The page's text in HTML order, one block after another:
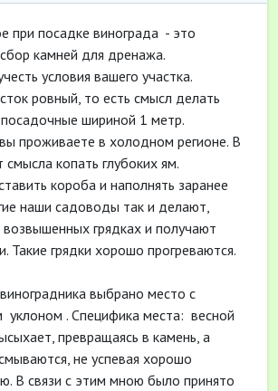
при посадке винограда - это
камней для дренажа.
условия вашего участка.
ровный, то есть смысл делать
посадочные шириной 1 метр.
проживаете в холодном регионе. В
смысла копать глубоких ям.
короба и наполнять заранее
наши садоводы так и делают,
грядках и получают
Такие грядки хорошо прогреваются.
выбрано место с
. Специфика места: весной
превращаясь в камень, а
не успевая хорошо
В связи с этим мною было принято